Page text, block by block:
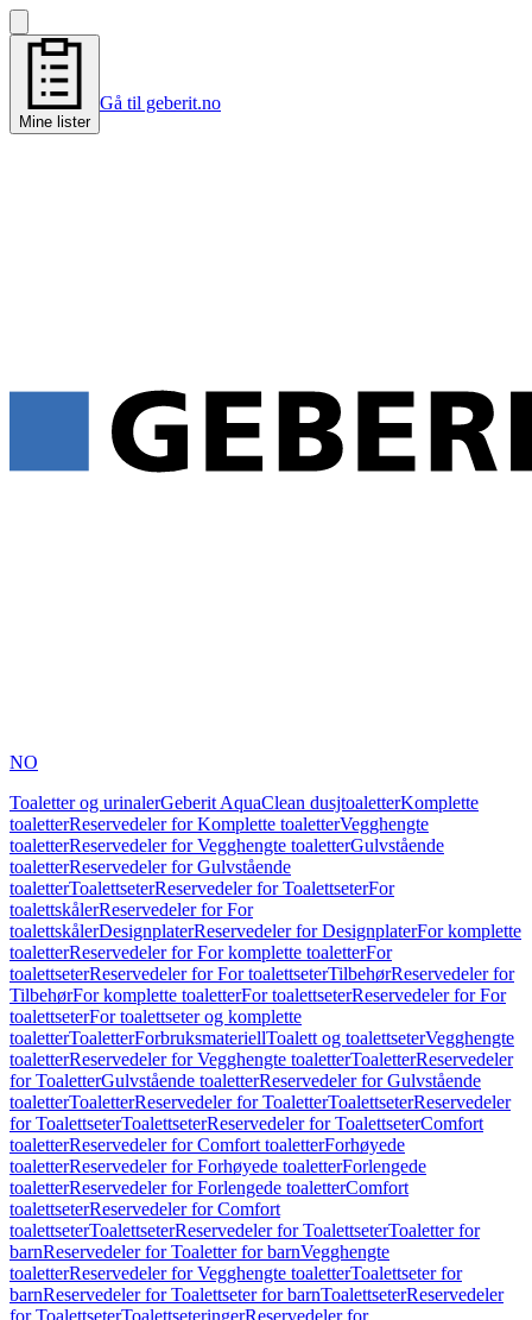
Mine lister
Gå til geberit.no
NO
Toaletter og urinalerGeberit AquaClean dusjtoaletterKomplette
toaletterReservedeler for Komplette toaletterVegghengte
toaletterReservedeler for Vegghengte toaletterGulvstående
toaletterReservedeler for Gulvstående
toaletterToalettseterReservedeler for ToalettseterFor
toalettskålerReservedeler for For
toalettskålerDesignplaterReservedeler for DesignplaterFor komplette
toaletterReservedeler for For komplette toaletterFor
toalettseterReservedeler for For toalettseterTilbehørReservedeler for
TilbehørFor komplette toaletterFor toalettseterReservedeler for For
toalettseterFor toalettseter og komplette
toaletterToaletterForbruksmateriellToalett og toalettseterVegghengte
toaletterReservedeler for Vegghengte toaletterToaletterReservedeler
for ToaletterGulvstående toaletterReservedeler for Gulvstående
toaletterToaletterReservedeler for ToaletterToalettseterReservedeler
for ToalettseterToalettseterReservedeler for ToalettseterComfort
toaletterReservedeler for Comfort toaletterForhøyede
toaletterReservedeler for Forhøyede toaletterForlengede
toaletterReservedeler for Forlengede toaletterComfort
toalettseterReservedeler for Comfort
toalettseterToalettseterReservedeler for ToalettseterToaletter for
barnReservedeler for Toaletter for barnVegghengte
toaletterReservedeler for Vegghengte toaletterToalettseter for
barnReservedeler for Toalettseter for barnToalettseterReservedeler
for ToalettseterToalettseteringerReservedeler for